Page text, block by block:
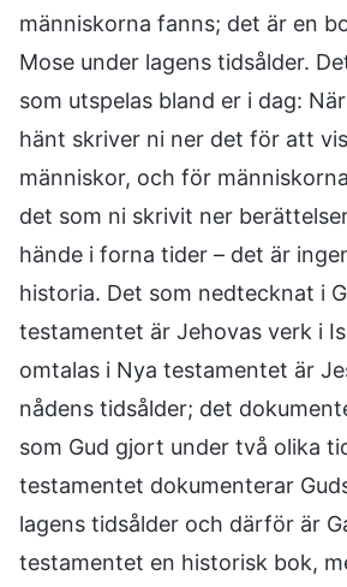
människorna fanns; det är en
Mose under lagens tidsålder.
som utspelas bland er i dag:
hänt skriver ni ner det för att
människor, och för
det som ni skrivit ner
hände i forna tider – det är
historia. Det som nedtecknat i
testamentet är Jehovas verk i
omtalas i Nya testamentet är
nådens tidsålder; det
som Gud gjort under två olika
testamentet dokumenterar
lagens tidsålder och därför är
testamentet en historisk bok,